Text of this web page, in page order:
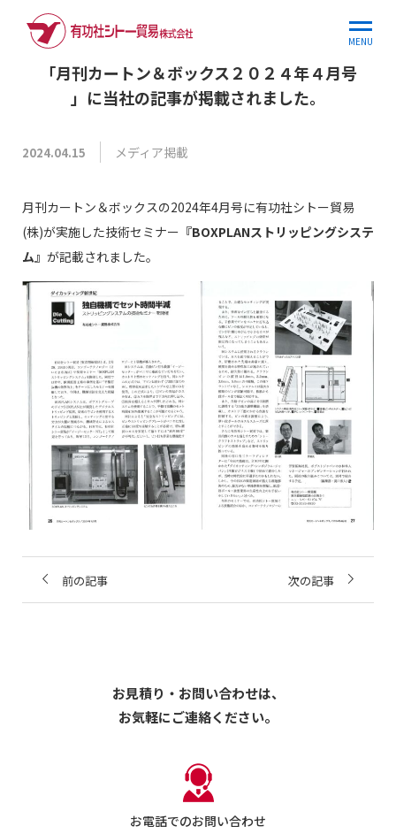
MENU
ホームお知らせ 「月刊カートン＆ボックス２０２４年４月号…
「月刊カートン＆ボックス２０２４年４月号
」に当社の記事が掲載されました。
2024.04.15 メディア掲載
月刊カートン＆ボックスの2024年4月号に有功社シトー貿易
(株)が実施した技術セミナー 『BOXPLANストリッピングシステ
ム』 が記載されました。
前の記事 次の記事
お見積り・お問い合わせは、
お気軽にご連絡ください。
お電話でのお問い合わせ